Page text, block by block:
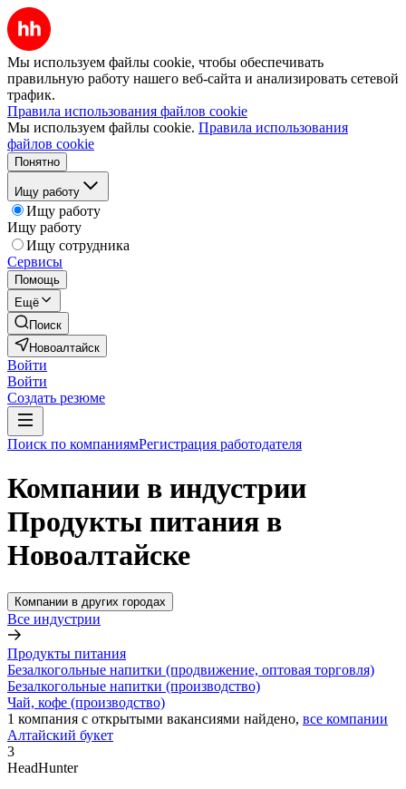
Мы используем файлы cookie, чтобы обеспечивать
правильную работу нашего веб-сайта и анализировать сетевой
трафик.
Правила использования файлов cookie
Мы используем файлы cookie. Правила использования
файлов cookie
Понятно
Ищу работу
Ищу работу
Ищу работу
Ищу сотрудника
Сервисы
Помощь
Ещё
Поиск
Новоалтайск
Войти
Войти
Создать резюме
Поиск по компаниямРегистрация работодателя
Компании в индустрии
Продукты питания в
Новоалтайске
Компании в других городах
Все индустрии
Продукты питания
Безалкогольные напитки (продвижение, оптовая торговля)
Безалкогольные напитки (производство)
Чай, кофе (производство)
1 компания с открытыми вакансиями найдено, все компании
Алтайский букет
3
HeadHunter